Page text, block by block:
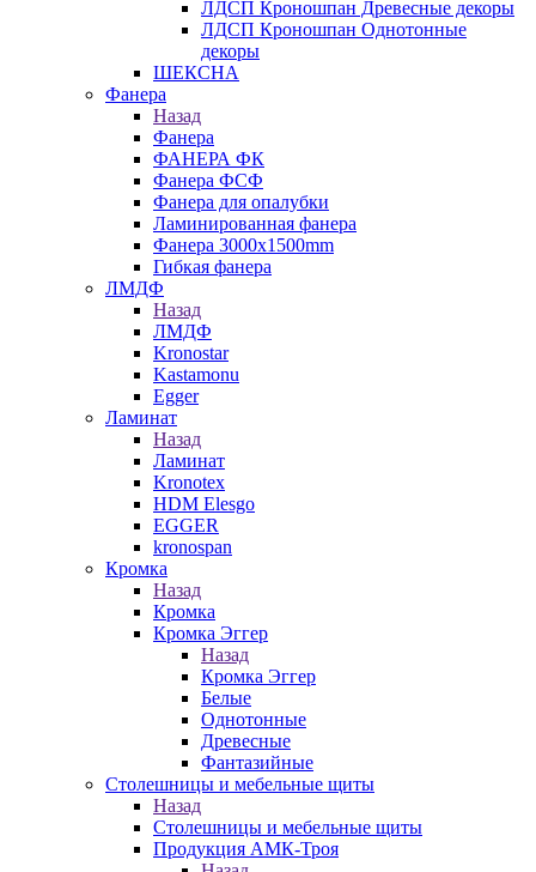
ЛДСП Кроношпан Древесные декоры
ЛДСП Кроношпан Однотонные
декоры
ШЕКСНА
Фанера
Назад
Фанера
ФАНЕРА ФК
Фанера ФСФ
Фанера для опалубки
Ламинированная фанера
Фанера 3000х1500mm
Гибкая фанера
ЛМДФ
Назад
ЛМДФ
Kronostar
Kastamonu
Egger
Ламинат
Назад
Ламинат
Kronotex
HDM Elesgo
EGGER
kronospan
Кромка
Назад
Кромка
Кромка Эггер
Назад
Кромка Эггер
Белые
Однотонные
Древесные
Фантазийные
Столешницы и мебельные щиты
Назад
Столешницы и мебельные щиты
Продукция АМК-Троя